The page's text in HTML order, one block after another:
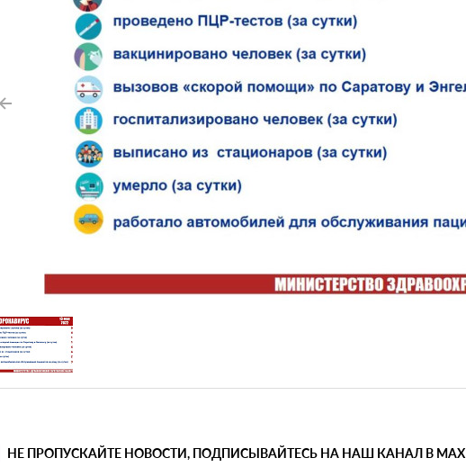
НЕ ПРОПУСКАЙТЕ НОВОСТИ, ПОДПИСЫВАЙТЕСЬ НА НАШ КАНАЛ В MAX